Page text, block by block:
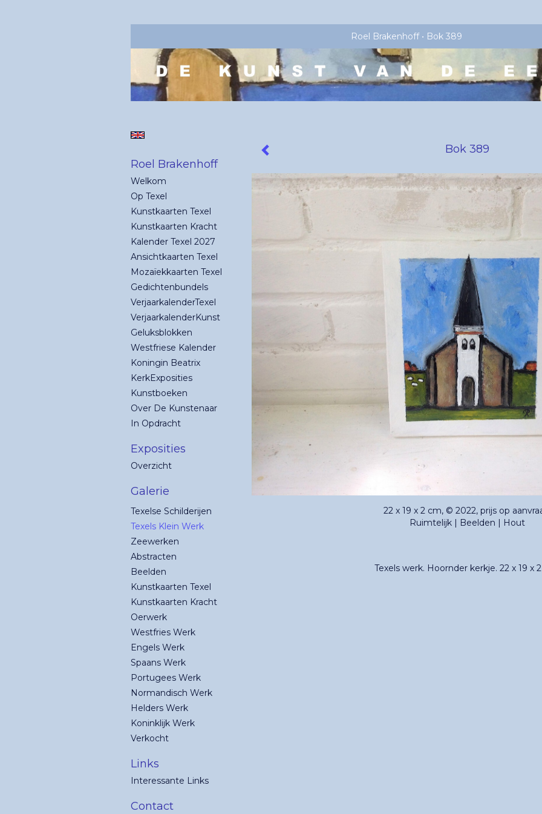
Roel Brakenhoff Bok 389
Bok 389
22 x 19 x 2 cm, © 2022, prijs op
Ruimtelijk | Beelden | Hout
Texels werk. Hoornder kerkje. 22 x 19 x
Roel Brakenhoff
Welkom
Op Texel
Kunstkaarten Texel
Kunstkaarten Kracht
Kalender Texel 2027
Ansichtkaarten Texel
Mozaïekkaarten Texel
Gedichtenbundels
VerjaarkalenderTexel
VerjaarkalenderKunst
Geluksblokken
Westfriese Kalender
Koningin Beatrix
KerkExposities
Kunstboeken
Over De Kunstenaar
In Opdracht
Exposities
Overzicht
Galerie
Texelse Schilderijen
Texels Klein Werk
Zeewerken
Abstracten
Beelden
Kunstkaarten Texel
Kunstkaarten Kracht
Oerwerk
Westfries Werk
Engels Werk
Spaans Werk
Portugees Werk
Normandisch Werk
Helders Werk
Koninklijk Werk
Verkocht
Links
Interessante Links
Contact